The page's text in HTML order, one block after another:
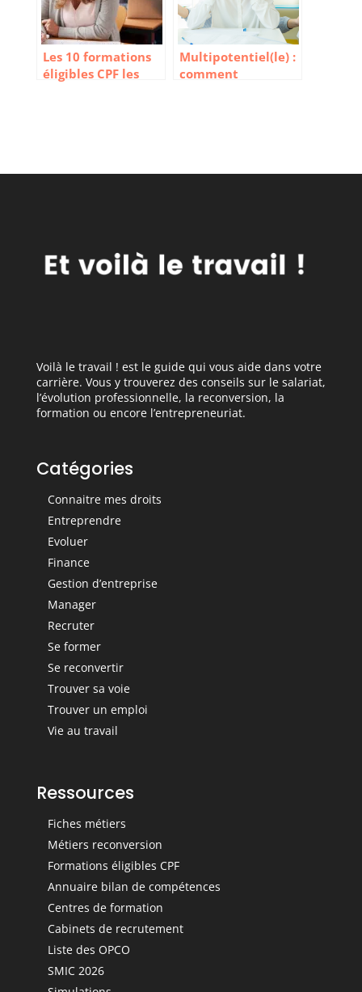
Les 10 formations
éligibles CPF les
Multipotentiel(le) :
comment
Voilà le travail ! est le guide qui vous aide dans votre
carrière. Vous y trouverez des conseils sur le salariat,
l’évolution professionnelle, la reconversion, la
formation ou encore l’entrepreneuriat.
Catégories
Connaitre mes droits
Entreprendre
Evoluer
Finance
Gestion d’entreprise
Manager
Recruter
Se former
Se reconvertir
Trouver sa voie
Trouver un emploi
Vie au travail
Ressources
Fiches métiers
Métiers reconversion
Formations éligibles CPF
Annuaire bilan de compétences
Centres de formation
Cabinets de recrutement
Liste des OPCO
SMIC 2026